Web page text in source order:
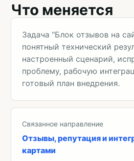
Что меняется
Задача "Блок отзывов на
понятный технический
настроенный сценарий,
проблему, рабочую
готовый план внедрения.
Связанное направление
Отзывы, репутация и
картами